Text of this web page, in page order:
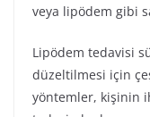
veya lipödem gibi
Lipödem tedavisi
düzeltilmesi için
yöntemler, kişinin